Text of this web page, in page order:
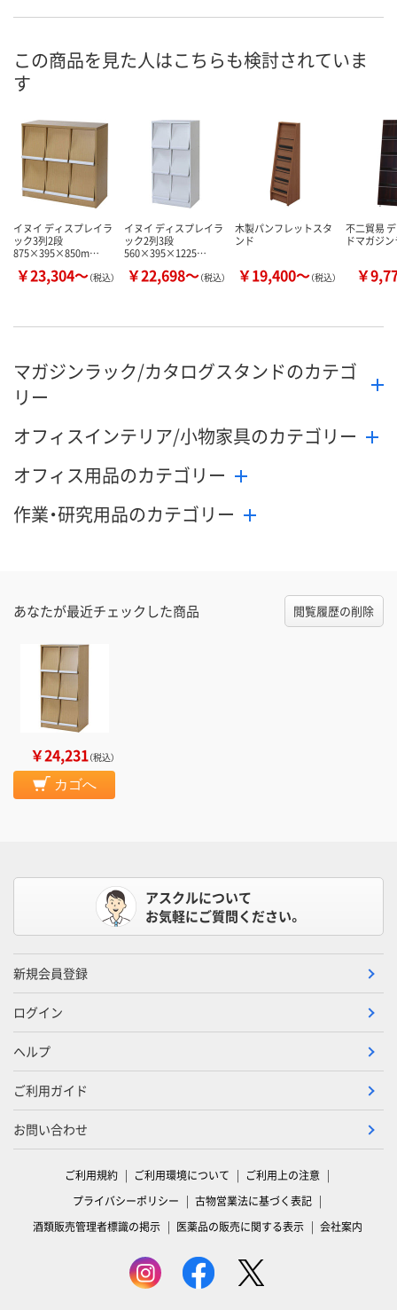
この商品を見た人はこちらも検討されていま
す
イヌイ ディスプレイラ
ック3列2段
875×395×850m…
￥23,304～（税込）
イヌイ ディスプレイラ
ック2列3段
560×395×1225…
￥22,698～（税込）
木製パンフレットスタ
ンド
￥19,400～（税込）
不二貿易
ドマガジ
￥
マガジンラック/カタログスタンドのカテゴ
リー
オフィスインテリア/小物家具のカテゴリー
オフィス用品のカテゴリー
作業・研究用品のカテゴリー
あなたが最近チェックした商品 閲覧履歴の削除
￥24,231（税込）
カゴへ
アスクルについて
お気軽にご質問ください。
新規会員登録
ログイン
ヘルプ
ご利用ガイド
お問い合わせ
ご利用規約 ご利用環境について
ご利用上の注意
プライバシーポリシー
古物営業法に基づく表記
酒類販売管理者標識の掲示
医薬品の販売に関する表示 会社案内